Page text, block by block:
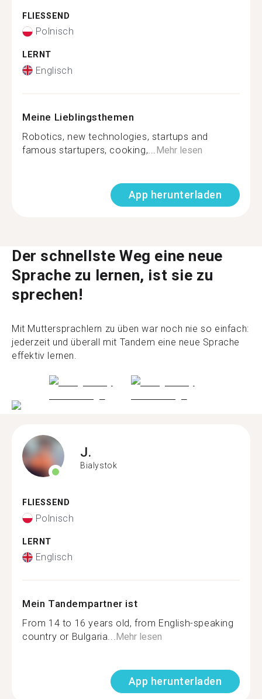
FLIESSEND
Polnisch
LERNT
Englisch
Meine Lieblingsthemen
Robotics, new technologies, startups and
famous startupers, cooking,... Mehr lesen
App herunterladen
Der schnellste Weg eine neue
Sprache zu lernen, ist sie zu
sprechen!
Mit Muttersprachlern zu üben war noch nie so einfach:
jederzeit und überall mit Tandem eine neue Sprache
effektiv lernen.
J.
Bialystok
FLIESSEND
Polnisch
LERNT
Englisch
Mein Tandempartner ist
From 14 to 16 years old, from English-speaking
country or Bulgaria...Mehr lesen
App herunterladen